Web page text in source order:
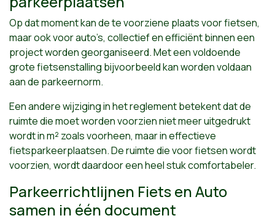
Op dat moment kan de te voorziene plaats voor fietsen,
maar ook voor auto’s, collectief en efficiënt binnen een
project worden georganiseerd. Met een voldoende
grote fietsenstalling bijvoorbeeld kan worden voldaan
aan de parkeernorm.
Een andere wijziging in het reglement betekent dat de
ruimte die moet worden voorzien niet meer uitgedrukt
wordt in m² zoals voorheen, maar in effectieve
fietsparkeerplaatsen. De ruimte die voor fietsen wordt
voorzien, wordt daardoor een heel stuk comfortabeler.
Parkeerrichtlijnen Fiets en Auto
samen in één document